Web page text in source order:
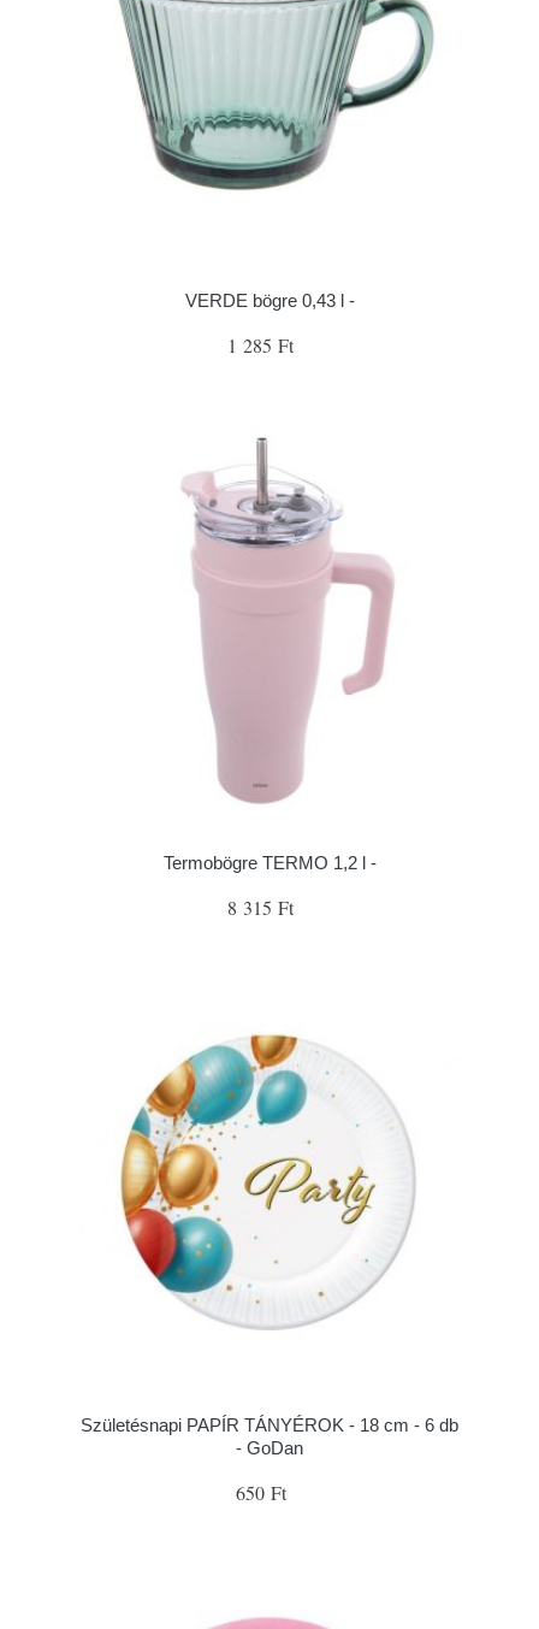
VERDE bögre 0,43 l -
1 285 Ft
Termobögre TERMO 1,2 l -
8 315 Ft
Születésnapi PAPÍR TÁNYÉROK - 18 cm - 6 db
- GoDan
650 Ft